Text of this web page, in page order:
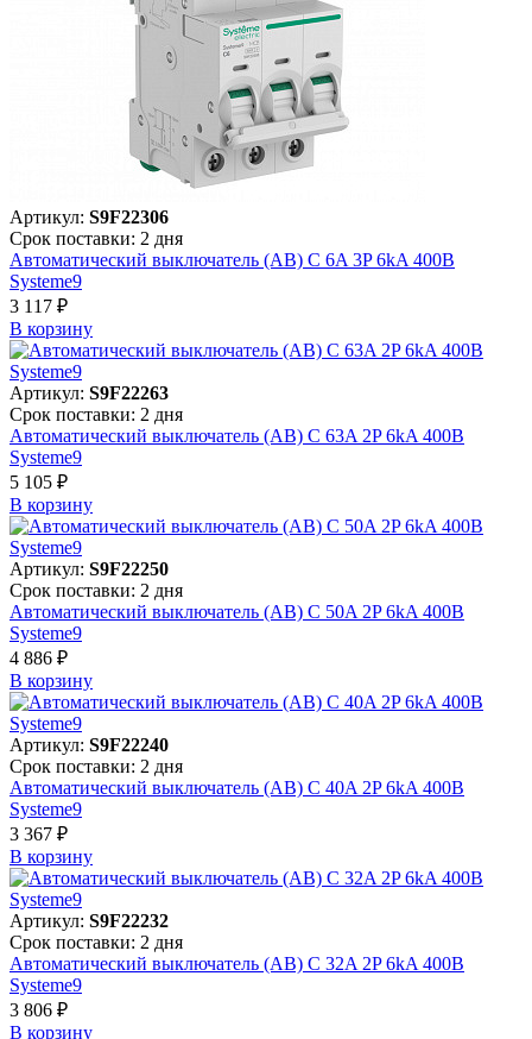
Артикул: S9F22306
Срок поставки: 2 дня
Автоматический выключатель (АВ) C 6A 3P 6kA 400В
Systeme9
3 117 ₽
В корзинy
Артикул: S9F22263
Срок поставки: 2 дня
Автоматический выключатель (АВ) C 63A 2P 6kA 400В
Systeme9
5 105 ₽
В корзинy
Артикул: S9F22250
Срок поставки: 2 дня
Автоматический выключатель (АВ) C 50A 2P 6kA 400В
Systeme9
4 886 ₽
В корзинy
Артикул: S9F22240
Срок поставки: 2 дня
Автоматический выключатель (АВ) C 40A 2P 6kA 400В
Systeme9
3 367 ₽
В корзинy
Артикул: S9F22232
Срок поставки: 2 дня
Автоматический выключатель (АВ) C 32A 2P 6kA 400В
Systeme9
3 806 ₽
В корзинy